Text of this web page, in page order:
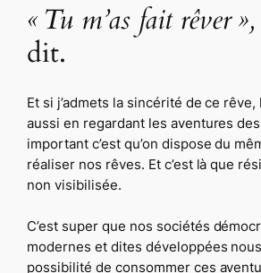
« Tu m’as fait rêver »,
dit.
Et si j’admets la sincérité de ce
aussi en regardant les aventures
important c’est qu’on dispose du
réaliser nos rêves. Et c’est là que
non visibilisée.
C’est super que nos sociétés
modernes et dites développées
possibilité de consommer ces